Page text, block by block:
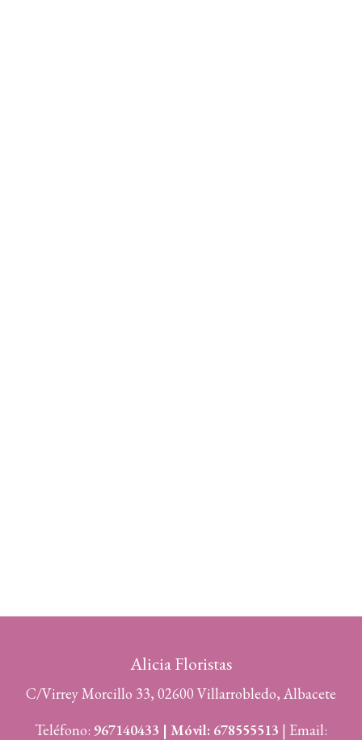
Alicia Floristas
C/Virrey Morcillo 33, 02600 Villarrobledo, Albacete
Teléfono: 967140433 | Móvil: 678555513 | Email: